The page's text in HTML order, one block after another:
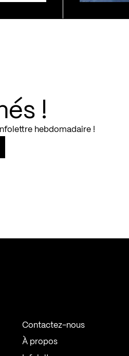
!
hebdomadaire !
Contactez-nous
À propos